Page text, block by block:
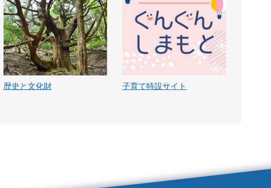
歴史と文化財 子育て特設サイト